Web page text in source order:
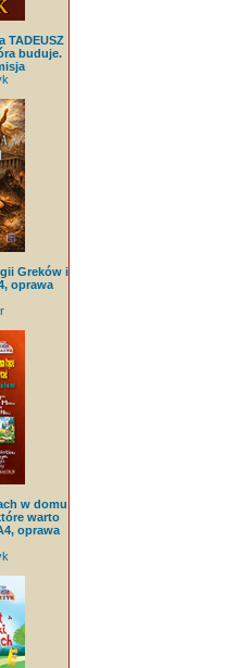
TADEUSZ
buduje.
Greków i
oprawa
w domu
warto
oprawa